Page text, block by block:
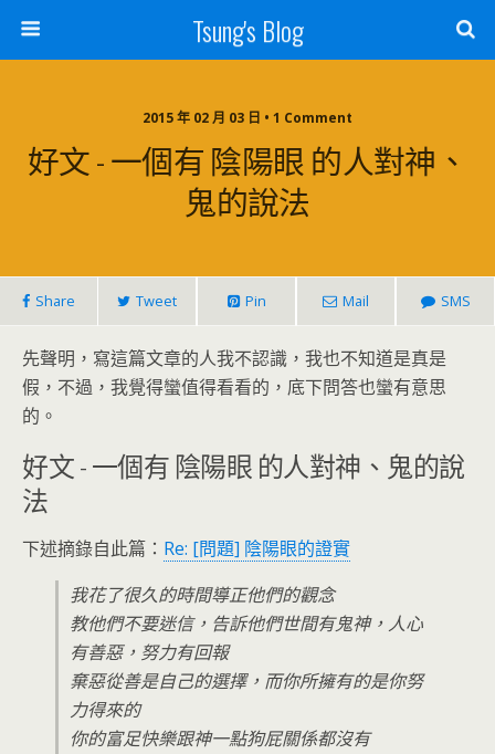
Tsung's Blog
2015 年 02 月 03 日 • 1 Comment
好文 - 一個有 陰陽眼 的人對神、
鬼的說法
Share Tweet Pin Mail SMS
先聲明，寫這篇文章的人我不認識，我也不知道是真是
假，不過，我覺得蠻值得看看的，底下問答也蠻有意思
的。
好文 - 一個有 陰陽眼 的人對神、鬼的說
法
下述摘錄自此篇： Re: [問題] 陰陽眼的證實
我花了很久的時間導正他們的觀念
教他們不要迷信，告訴他們世間有鬼神，人心
有善惡，努力有回報
棄惡從善是自己的選擇，而你所擁有的是你努
力得來的
你的富足快樂跟神一點狗屁關係都沒有